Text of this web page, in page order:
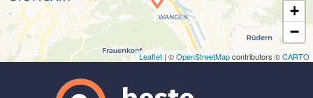
+
−
Leaflet | ©OpenStreetMapcontributors ©CARTO